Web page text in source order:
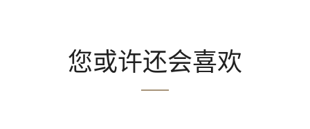
您或许还会喜欢